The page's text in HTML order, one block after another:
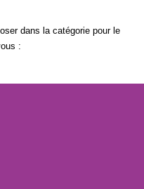
dans la catégorie pour le
: